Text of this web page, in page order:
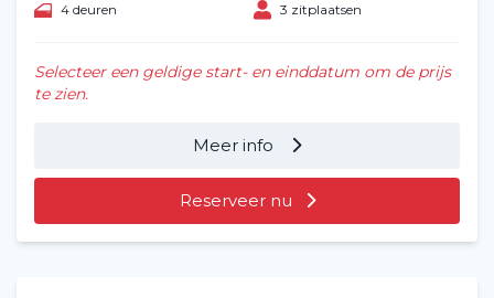
4 deuren
3 zitplaatsen
Selecteer een geldige start- en einddatum om de prijs
te zien.
Meer info
Reserveer nu